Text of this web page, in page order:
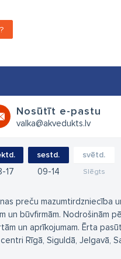
Nosūtīt e-pastu
valka@akvedukts.lv
17
sestd.
09 14
svētd.
Slēgts
preču mazumtirdzniecība
un būvfirmām. Nodrošinām
un aprīkojumam. Ērta
Rīgā, Siguldā, Jelgavā,